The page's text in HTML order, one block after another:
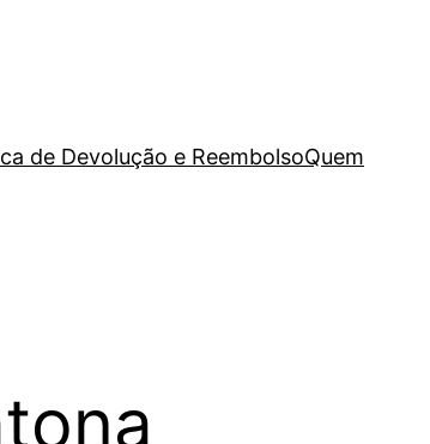
de Devolução e ReembolsoQuem